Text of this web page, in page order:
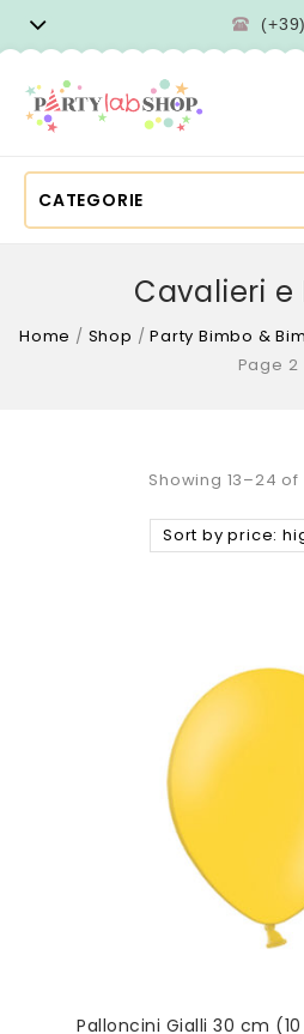
CATEGORIE
Cavalieri e
Home / Shop /Party Bimbo &
Page 2
Showing 13–24
Sort by price:
Palloncini Gialli 30 cm